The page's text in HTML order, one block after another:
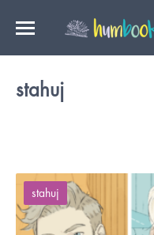
stahuj
stahuj